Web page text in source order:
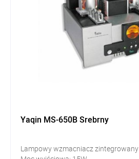
Yaqin MS-650B Srebrny
Lampowy wzmacniacz zintegrowany